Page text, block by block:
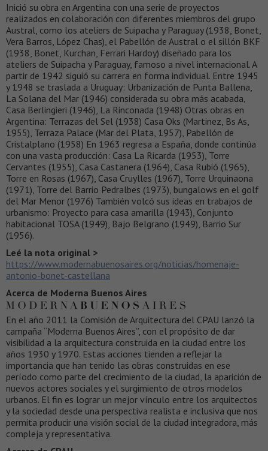
Inició su obra en Argentina con una serie de proyectos
realizados en colaboración con diferentes miembros del grupo
Austral, como los ateliers de Suipacha y Paraguay (1938, Bonet,
Vera Barros, López Chas), el Pabellón de Austral o el sillón BKF
(1938, Bonet, Kurchan, Ferrari Hardoy) diseñado para los
ateliers de Suipacha y Paraguay, famoso a nivel internacional. A
partir de 1942 siguió su carrera en forma individual. Entre 1945
y 1948 se traslada a Uruguay: Urbanización de Punta Ballena,
La Solana del Mar (1946) considerada su obra más acabada,
Casa Berlingieri (1946), La Rinconada (1948) Otras obras en
Argentina: Terrazas del Sel (1938) Casa Oks (Martinez, Bs As,
1955), Terraza Palace (Mar del Plata, 1957), Pabellón de
Cristalplano (1958) En 1963 regresa a España, donde continúa
con una vasta producción: Casa La Ricarda (1953), Torre
Cervantes (1955), Casa Castanera (1964), Casa Rubió (1965),
Torre en Rosas (1967), Casa Cruylles (1967), Torre Urquinaona
(1971), Torre del Barrio Pedralbes (1973), bungalows en el golf
del Mar Menor (1976) También volcó sus ideas en trabajos de
urbanismo: Proyecto para casa amarilla (1943), Conjunto
habitacional TOSA (1949), Bajo Belgrano (1949), Barrio Sur
(1956).
Leé la nota original >
https://www.modernabuenosaires.org/noticias/homenaje-
antonio-bonet-castellana
Acerca de Moderna Buenos Aires
En el año 2011 la Comisión de Arquitectura del CPAU lanzó la
campaña “Moderna Buenos Aires”, con el propósito de dar
visibilidad a la arquitectura construida en la ciudad entre los
años 1930 y 1970. Estas acciones tienden a reflejar la
importancia que han tenido las obras construidas en ese
período como parte del crecimiento de la ciudad, la aparición de
nuevos actores sociales y el surgimiento de otros modelos
urbanos. El fin es lograr un mejor vínculo entre los arquitectos
y la sociedad desde una perspectiva realista e inclusiva que nos
permita producir una visión social de la ciudad integradora, más
compleja y representativa.